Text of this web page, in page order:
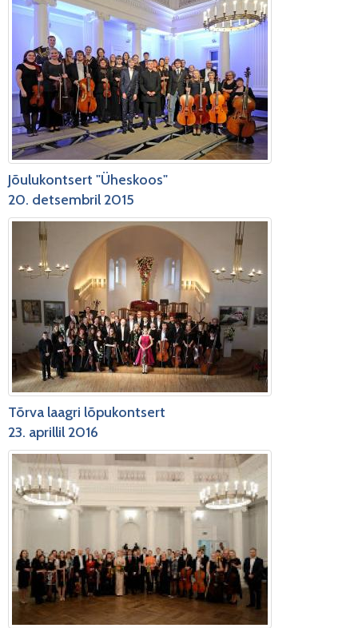
Jõulukontsert "Üheskoos"
20. detsembril 2015
Tõrva laagri lõpukontsert
23. aprillil 2016